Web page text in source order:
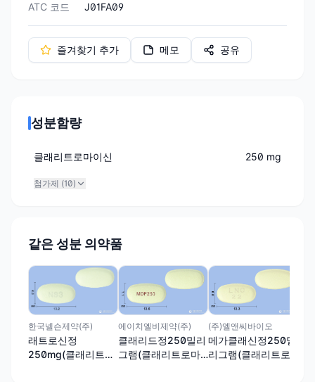
ATC 코드
J01FA09
즐겨찾기 추가 메모 공유
성분함량
클래리트로마이신 250 mg
첨가제 (10)
같은 성분 의약품
한국넬슨제약(주)
래트로신정
250mg(클래리트로
에이치엘비제약(주)
클래리드정250밀리
그램(클래리트로마
(주)엘앤씨바이오
메가클래신정250밀
리그램(클래리트로